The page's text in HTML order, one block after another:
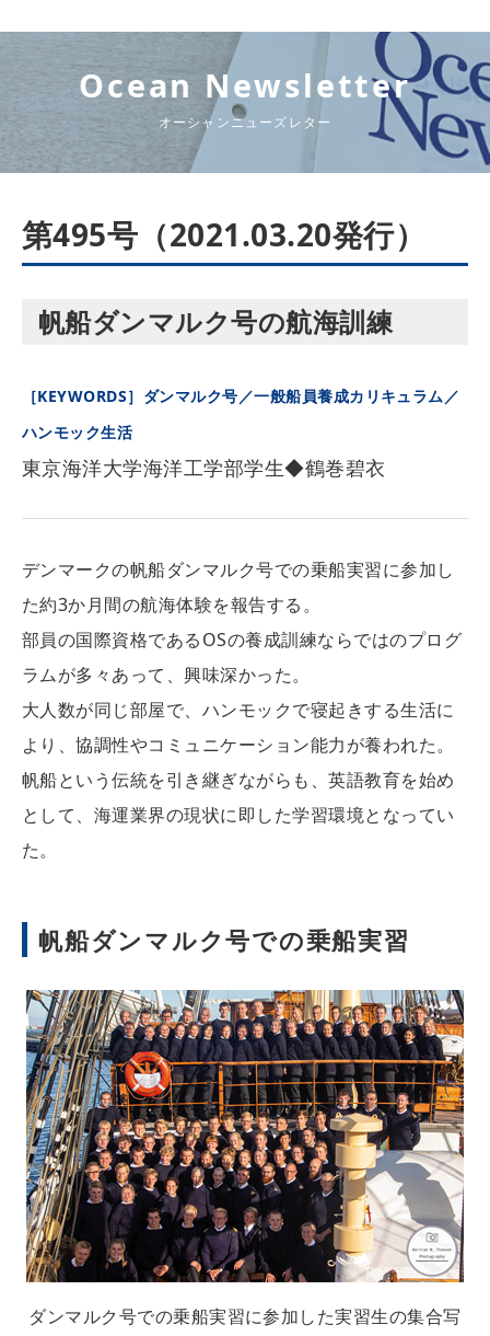
Ocean Newsletter
オーシャンニューズレター
第495号（2021.03.20発行）
帆船ダンマルク号の航海訓練
［KEYWORDS］ダンマルク号／一般船員養成カリキュラム／
ハンモック生活
東京海洋大学海洋工学部学生◆鶴巻碧衣
デンマークの帆船ダンマルク号での乗船実習に参加し
た約3か月間の航海体験を報告する。
部員の国際資格であるOSの養成訓練ならではのプログ
ラムが多々あって、興味深かった。
大人数が同じ部屋で、ハンモックで寝起きする生活に
より、協調性やコミュニケーション能力が養われた。
帆船という伝統を引き継ぎながらも、英語教育を始め
として、海運業界の現状に即した学習環境となってい
た。
帆船ダンマルク号での乗船実習
ダンマルク号での乗船実習に参加した実習生の集合写